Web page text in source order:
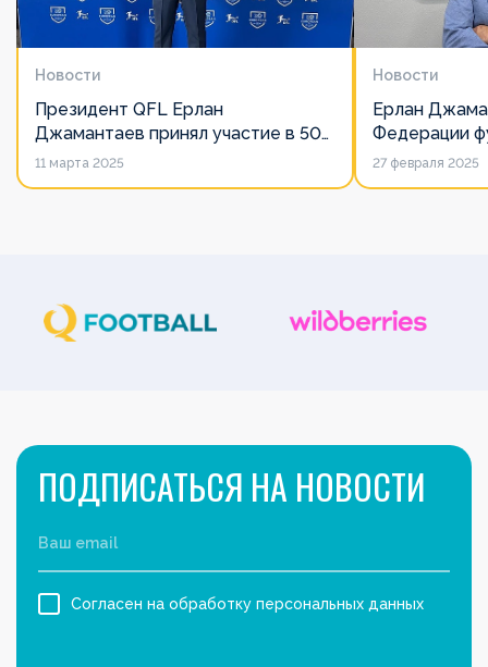
Новости
Президент QFL Ерлан
Джамантаев принял участие в 50-
м Общем собрании Европейских
11 марта 2025
Новости
Ерлан
Федерации
дорожит
27 февраля 2025
ПОДПИСАТЬСЯ НА НОВОСТИ
Согласен на обработку персональных данных